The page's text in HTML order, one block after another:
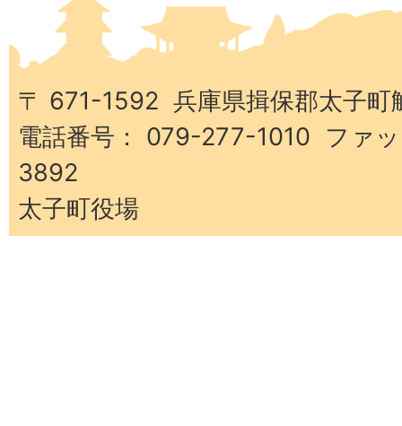
子
町
〒 671-1592 兵庫県揖保郡太子町
電話番号： 079-277-1010 ファ
3892
太子町役場